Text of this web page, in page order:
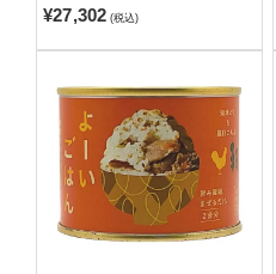
¥27,302 (税込)